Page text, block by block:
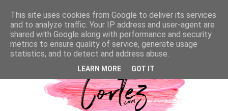
This site uses cookies from Google to deliver its services
and to analyze traffic. Your IP address and user-agent are
shared with Google along with performance and security
metrics to ensure quality of service, generate usage
statistics, and to detect and address abuse.
LEARN MORE GOT IT